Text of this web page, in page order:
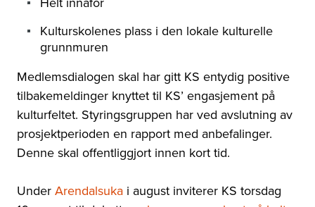
Kulturskolenes plass i den lokale kulturelle
grunnmuren
Medlemsdialogen skal har gitt KS entydig positive
tilbakemeldinger knyttet til KS’ engasjement på
kulturfeltet. Styringsgruppen har ved avslutning av
prosjektperioden en rapport med anbefalinger.
Denne skal offentliggjort innen kort tid.
Under Arendalsuka i august inviterer KS torsdag